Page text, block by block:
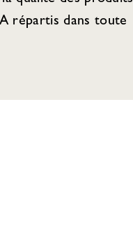
répartis dans toute